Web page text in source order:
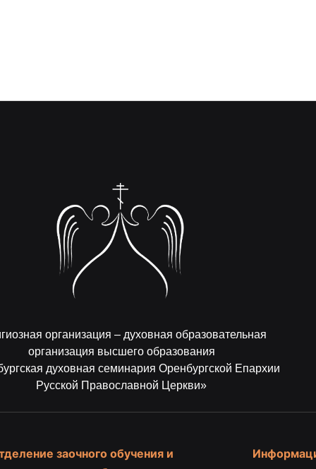
организация – духовная образовательная
организация высшего образования
духовная семинария Оренбургской Епархии
Русской Православной Церкви»
заочного обучения и